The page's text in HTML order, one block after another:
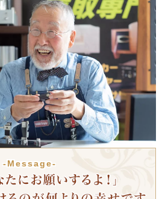
-Message-